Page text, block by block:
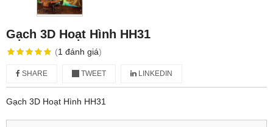
Gạch 3D Hoạt Hình HH31
(1 đánh giá)
SHARE TWEET LINKEDIN
Gạch 3D Hoạt Hình HH31